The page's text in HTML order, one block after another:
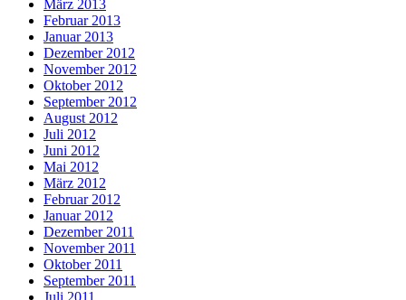
März 2013
Februar 2013
Januar 2013
Dezember 2012
November 2012
Oktober 2012
September 2012
August 2012
Juli 2012
Juni 2012
Mai 2012
März 2012
Februar 2012
Januar 2012
Dezember 2011
November 2011
Oktober 2011
September 2011
Juli 2011